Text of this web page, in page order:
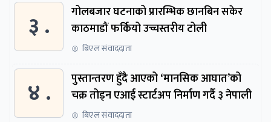
३ .
गोलबजार घटनाको प्रारम्भिक छानबिन सकेर
काठमाडौं फर्कियो उच्चस्तरीय टोली
बिएल संवाददाता
४ .
पुस्तान्तरण हुँदै आएको ‘मानसिक आघात’को
चक्र तोड्न एआई स्टार्टअप निर्माण गर्दै ३ नेपाली
बिएल संवाददाता